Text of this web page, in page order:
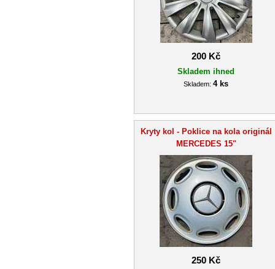
200 Kč
Skladem ihned
Skladem: 4 ks
Kryty kol - Poklice na kola originál
MERCEDES 15"
250 Kč